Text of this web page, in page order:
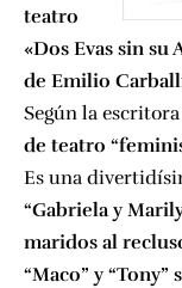
teatro
«Dos Evas sin su
de Emilio
Según la escritora
de teatro
Es una
“Gabriela y
maridos al
“Maco” y